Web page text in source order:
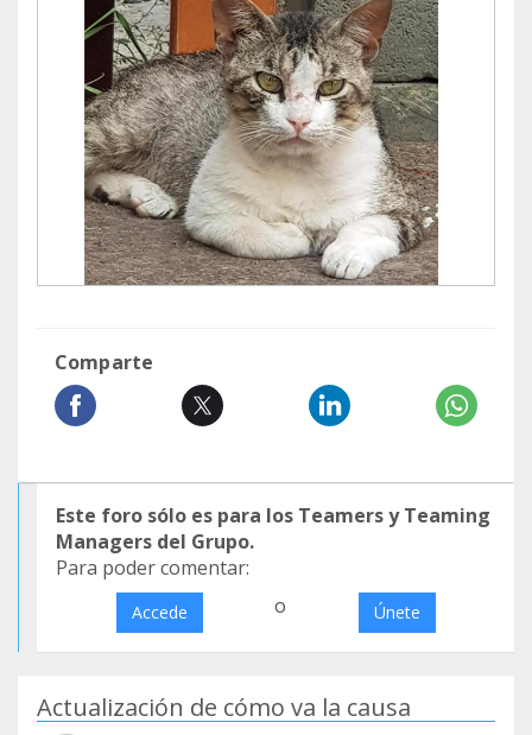
Comparte
Este foro sólo es para los Teamers y Teaming
Managers del Grupo.
Para poder comentar:
Accede o Únete
Actualización de cómo va la causa